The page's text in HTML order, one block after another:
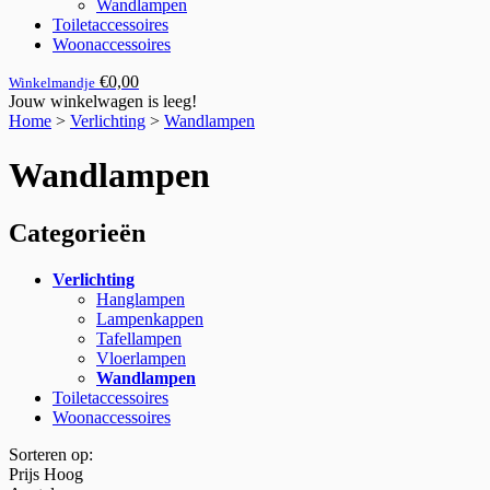
Wandlampen
Toiletaccessoires
Woonaccessoires
Winkelmandje €0,00
Jouw winkelwagen is leeg!
Home > Verlichting > Wandlampen
Wandlampen
Categorieën
Verlichting
Hanglampen
Lampenkappen
Tafellampen
Vloerlampen
Wandlampen
Toiletaccessoires
Woonaccessoires
Sorteren op:
Prijs Hoog